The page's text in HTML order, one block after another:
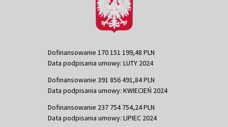
Dofinansowanie 170 151 199,48 PLN
Data podpisania umowy: LUTY 2024
Dofinansowanie 391 856 491,84 PLN
Data podpisania umowy: KWIECIEŃ 2024
Dofinansowanie 237 754 754,24 PLN
Data podpisania umowy: LIPIEC 2024